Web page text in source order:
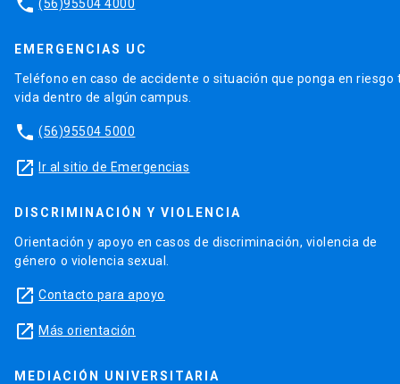
(56)95504 4000
EMERGENCIAS UC
Teléfono en caso de accidente o situación que ponga en riesgo
vida dentro de algún campus.
phone (56)95504 5000
launch Ir al sitio de Emergencias
DISCRIMINACIÓN Y VIOLENCIA
Orientación y apoyo en casos de discriminación, violencia de
género o violencia sexual.
launch Contacto para apoyo
launch Más orientación
MEDIACIÓN UNIVERSITARIA